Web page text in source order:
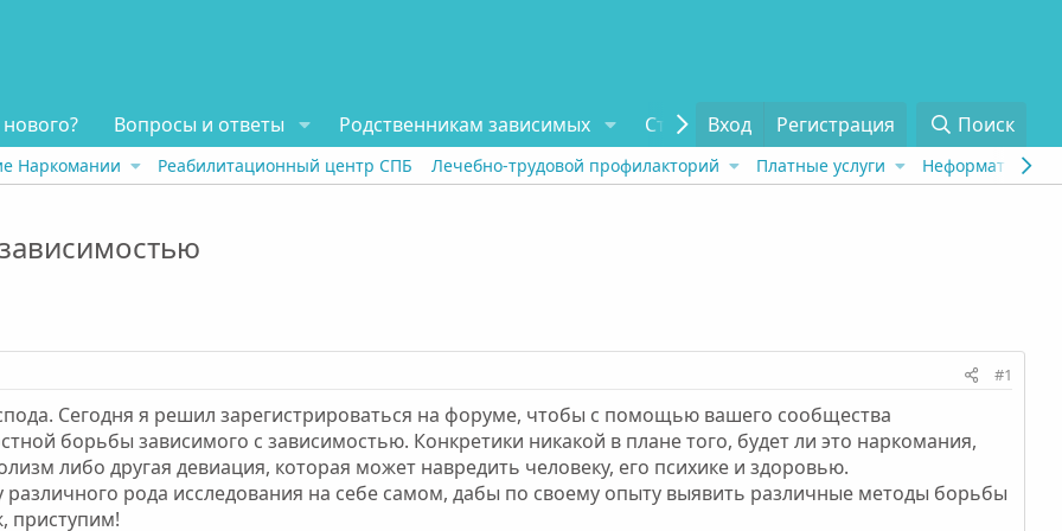
Вопросы и ответы Родственникам зависимых Статьи Отзывы О проекте
Вход Регистрация Поиск
Наркомании Реабилитационный центр СПБ Лечебно-трудовой профилакторий Платные услуги Неформат
#1
Сегодня я решил зарегистрироваться на форуме, чтобы с помощью вашего сообщества
борьбы зависимого с зависимостью. Конкретики никакой в плане того, будет ли это наркомания,
либо другая девиация, которая может навредить человеку, его психике и здоровью.
рода исследования на себе самом, дабы по своему опыту выявить различные методы борьбы
приступим!